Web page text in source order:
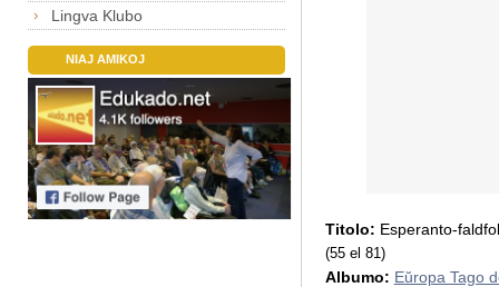
Lingva Klubo
NIAJ AMIKOJ
Titolo: Esperanto-
(55 el 81)
Albumo: Eŭropa Tago